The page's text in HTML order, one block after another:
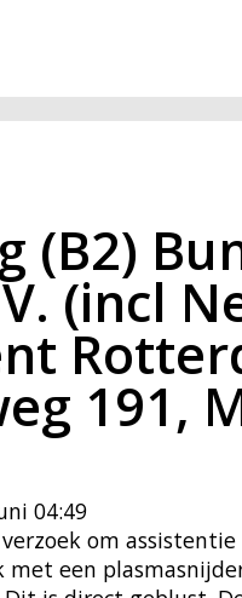
(B2)
(incl
191,
04:49
om
een